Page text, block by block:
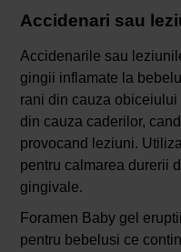
Accidenari sau
Accidenarile sau
gingii inflamate la
rani din cauza
din cauza caderilor,
provocand leziuni.
pentru calmarea durerii
gingivale.
Foramen Baby gel
pentru bebelusi ce